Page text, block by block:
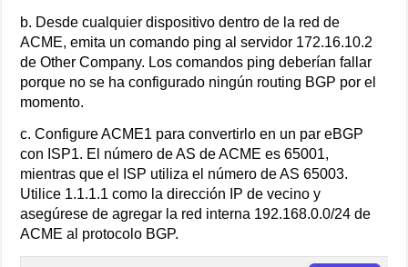
b. Desde cualquier dispositivo dentro de la red de
ACME, emita un comando ping al servidor 172.16.10.2
de Other Company. Los comandos ping deberían fallar
porque no se ha configurado ningún routing BGP por el
momento.
c. Configure ACME1 para convertirlo en un par eBGP
con ISP1. El número de AS de ACME es 65001,
mientras que el ISP utiliza el número de AS 65003.
Utilice 1.1.1.1 como la dirección IP de vecino y
asegúrese de agregar la red interna 192.168.0.0/24 de
ACME al protocolo BGP.